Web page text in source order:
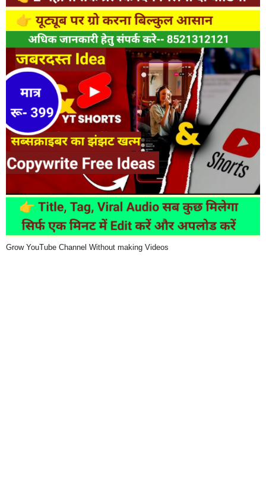
Grow YouTube Channel Without making Videos